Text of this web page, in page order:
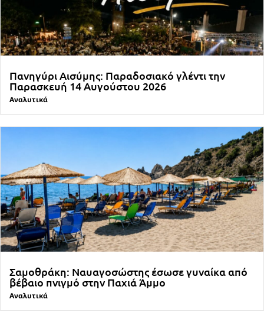
Πανηγύρι Αισύμης: Παραδοσιακό γλέντι την
Παρασκευή 14 Αυγούστου 2026
Αναλυτικά
Σαμοθράκη: Ναυαγοσώστης έσωσε γυναίκα από
βέβαιο πνιγμό στην Παχιά Άμμο
Αναλυτικά